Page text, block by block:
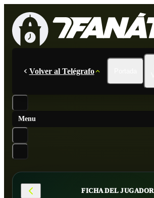
Volver al Telégrafo
Menu
FICHA DEL JUGADOR